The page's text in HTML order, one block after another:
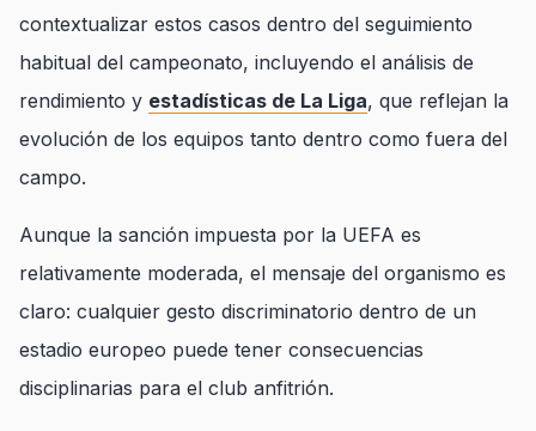
contextualizar estos casos dentro del seguimiento
habitual del campeonato, incluyendo el análisis de
rendimiento y estadísticas de La Liga, que reflejan la
evolución de los equipos tanto dentro como fuera del
campo.
Aunque la sanción impuesta por la UEFA es
relativamente moderada, el mensaje del organismo es
claro: cualquier gesto discriminatorio dentro de un
estadio europeo puede tener consecuencias
disciplinarias para el club anfitrión.